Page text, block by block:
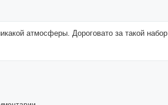
атмосферы. Дороговато за такой набор